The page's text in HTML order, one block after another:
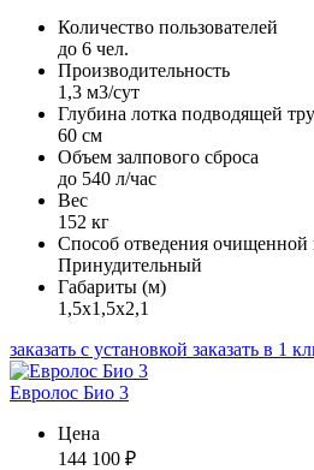
Количество пользователей
до 6 чел.
Производительность
1,3 м3/сут
Глубина лотка подводящей
60 см
Объем залпового сброса
до 540 л/час
Вес
152 кг
Способ отведения очищенной
Принудительный
Габариты (м)
1,5х1,5х2,1
заказать с установкой заказать в 1
Евролос Био 3
Цена
144 100 ₽